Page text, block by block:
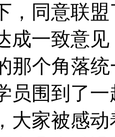
，同意联
成一致意
那个角落
员围到了
大家被感